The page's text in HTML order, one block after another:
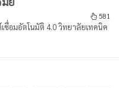
581
อมอัตโนมัติ 4.0 วิทยาลัยเทคนิค